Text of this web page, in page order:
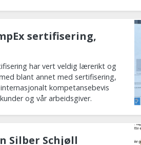
sertifisering,
har vert veldig lærerikt og
blant annet med sertifisering,
kompetansebevis
og vår arbeidsgiver.
Silber Schjøll